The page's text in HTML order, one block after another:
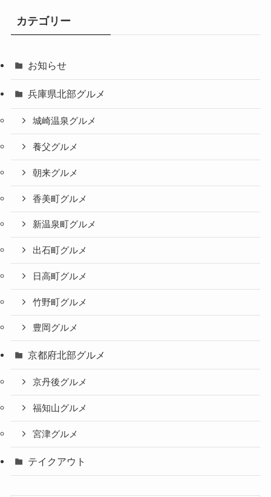
ブ
カテゴリー
お知らせ
兵庫県北部グルメ
城崎温泉グルメ
養父グルメ
朝来グルメ
香美町グルメ
新温泉町グルメ
出石町グルメ
日高町グルメ
竹野町グルメ
豊岡グルメ
京都府北部グルメ
京丹後グルメ
福知山グルメ
宮津グルメ
テイクアウト